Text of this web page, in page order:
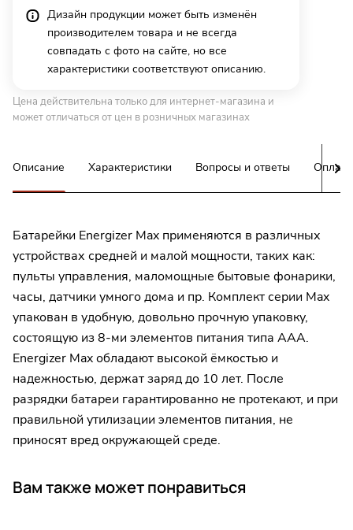
Дизайн продукции может быть изменён
производителем товара и не всегда
совпадать с фото на сайте, но все
характеристики соответствуют описанию.
Цена действительна только для интернет-магазина и
может отличаться от цен в розничных магазинах
Описание Характеристики Вопросы и ответы Оплата
Батарейки Energizer Max применяются в различных
устройствах средней и малой мощности, таких как:
пульты управления, маломощные бытовые фонарики,
часы, датчики умного дома и пр. Комплект серии Max
упакован в удобную, довольно прочную упаковку,
состоящую из 8-ми элементов питания типа ААА.
Energizer Max обладают высокой ёмкостью и
надежностью, держат заряд до 10 лет. После
разрядки батареи гарантированно не протекают, и при
правильной утилизации элементов питания, не
приносят вред окружающей среде.
Вам также может понравиться